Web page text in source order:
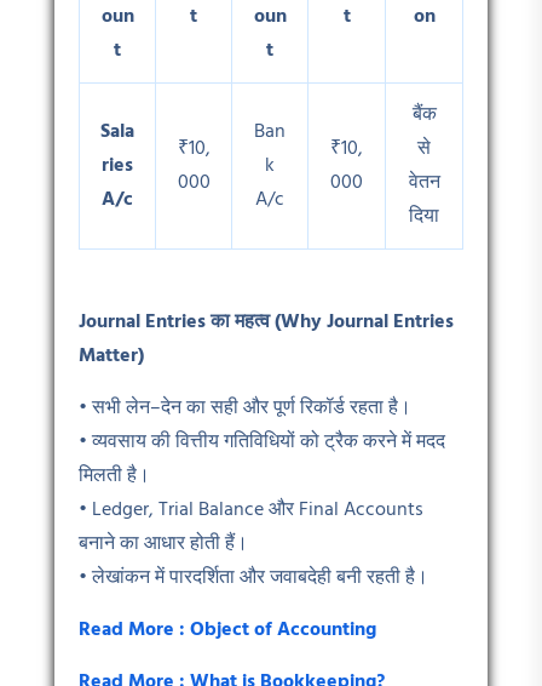
oun
t
t
oun
t
t
on
Sala
ries
A/c
₹10,
000
Ban
k
A/c
₹10,
000
बैंक
से
वेतन
दिया
Journal Entriesका महत्व (Why Journal Entries
Matter)
• सभी लेन–देन का सही और पूर्ण रिकॉर्ड रहता है।
• व्यवसाय की वित्तीय गतिविधियों को ट्रैक करने में मदद
मिलती है।
• Ledger, Trial Balance और Final Accounts
बनाने का आधार होती हैं।
• लेखांकन में पारदर्शिता और जवाबदेही बनी रहती है।
Read More : Object of Accounting